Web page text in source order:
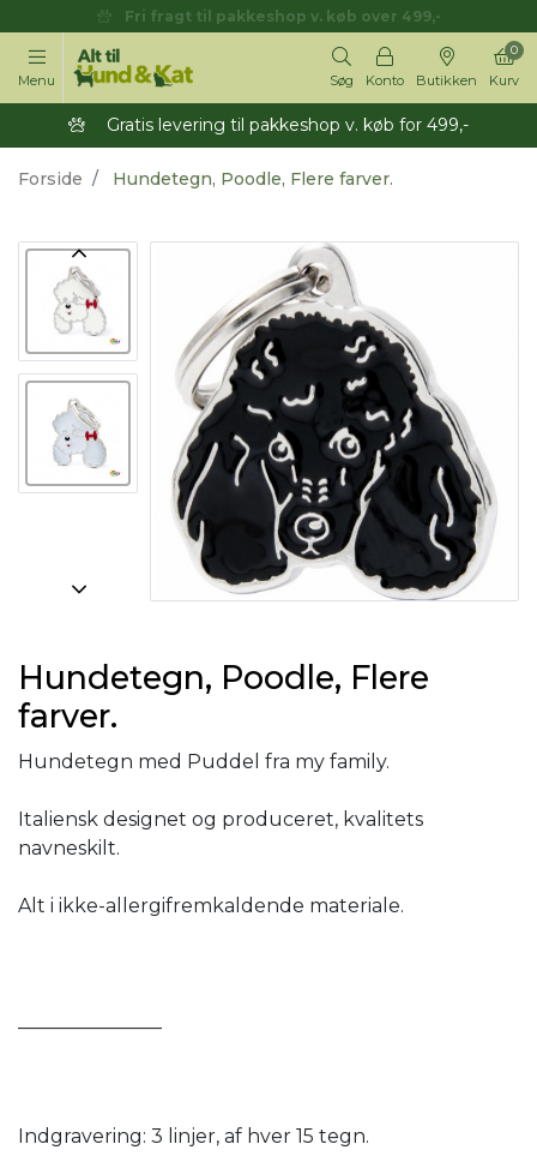
Fri fragt til pakkeshop v. køb over 499,-
Menu Søg Konto Butikken Kurv
0
Gratis levering til pakkeshop v. køb for 499,-
Forside Hundetegn, Poodle, Flere farver.
Hundetegn, Poodle, Flere
farver.
Hundetegn med Puddel fra my family.
Italiensk designet og produceret, kvalitets
navneskilt.
Alt i ikke-allergifremkaldende materiale.
Indgravering: 3 linjer, af hver 15 tegn.